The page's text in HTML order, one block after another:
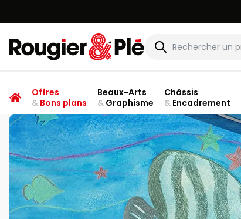
Rougier & Plé
Offres
&Bons plans
Beaux-Arts
&Graphisme
Châssis
&Encadrement